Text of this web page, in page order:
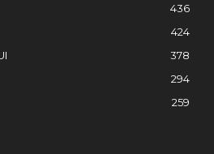
436
424
378
294
259